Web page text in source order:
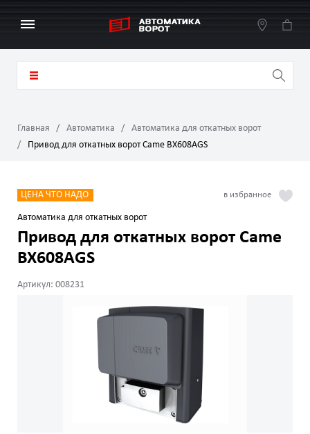
Главная Автоматика
Автоматика для откатных ворот
Привод для откатных ворот Came BX608AGS
ЦЕНА ЧТО НАДО
Автоматика для откатных ворот
Привод для откатных ворот Came
BX608AGS
Артикул: 008231